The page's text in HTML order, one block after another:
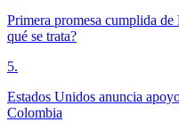
Primera promesa cumplida
qué se trata?
5.
Estados Unidos anuncia
Colombia